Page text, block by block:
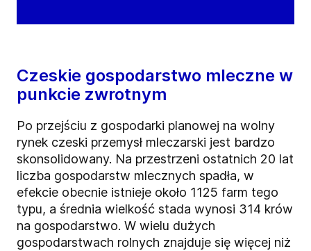
Czeskie gospodarstwo mleczne w
punkcie zwrotnym
Po przejściu z gospodarki planowej na wolny
rynek czeski przemysł mleczarski jest bardzo
skonsolidowany. Na przestrzeni ostatnich 20 lat
liczba gospodarstw mlecznych spadła, w
efekcie obecnie istnieje około 1125 farm tego
typu, a średnia wielkość stada wynosi 314 krów
na gospodarstwo. W wielu dużych
gospodarstwach rolnych znajduje się więcej niż